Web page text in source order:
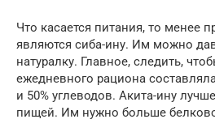
Что касается питания, то менее
являются сиба-ину. Им можно
натуралку. Главное, следить,
ежедневного рациона
и 50% углеводов. Акита-ину
пищей. Им нужно больше